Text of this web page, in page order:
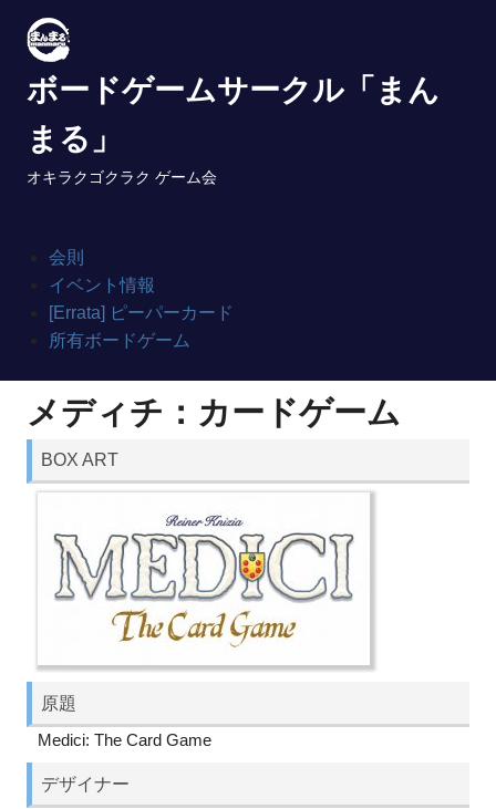
content
ボードゲームサークル「まん
まる」
オキラクゴクラク ゲーム会
会則
イベント情報
[Errata] ピーパーカード
所有ボードゲーム
メディチ：カードゲーム
BOX ART
原題
Medici: The Card Game
デザイナー